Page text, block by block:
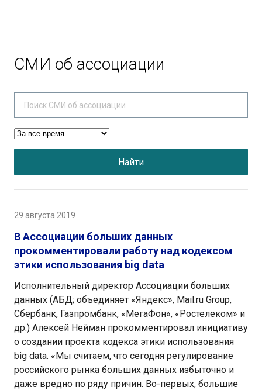
СМИ об ассоциации
Найти
29 августа 2019
В Ассоциации больших данных
прокомментировали работу над кодексом
этики использования big data
Исполнительный директор Ассоциации больших
данных (АБД; объединяет «Яндекс», Mail.ru Group,
Сбербанк, Газпромбанк, «МегаФон», «Ростелеком» и
др.) Алексей Нейман прокомментировал инициативу
о создании проекта кодекса этики использования
big data. «Мы считаем, что сегодня регулирование
российского рынка больших данных избыточно и
даже вредно по ряду причин. Во-первых, большие